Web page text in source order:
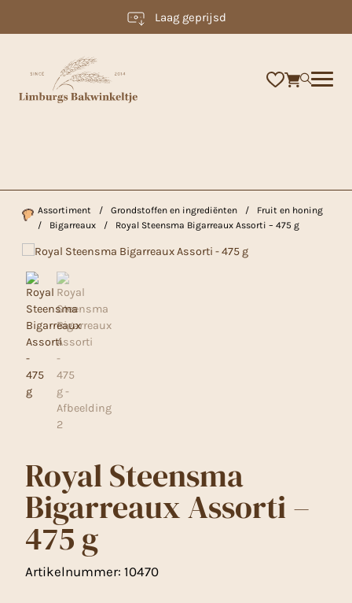
Laag geprijsd
Assortiment / Grondstoffen en ingrediënten /
Fruit en honing
/
Bigarreaux / Royal Steensma Bigarreaux Assorti – 475 g
Royal Steensma
Bigarreaux Assorti –
475 g
Artikelnummer: 10470